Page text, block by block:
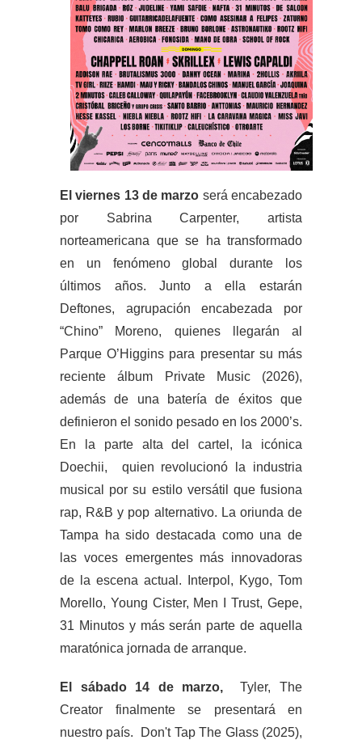
El viernes 13 de marzo será encabezado
por Sabrina Carpenter, artista
norteamericana que se ha transformado
en un fenómeno global durante los
últimos años. Junto a ella estarán
Deftones, agrupación encabezada por
“Chino” Moreno, quienes llegarán al
Parque O’Higgins para presentar su más
reciente álbum Private Music (2026),
además de una batería de éxitos que
definieron el sonido pesado en los 2000’s.
En la parte alta del cartel, la icónica
Doechii, quien revolucionó la industria
musical por su estilo versátil que fusiona
rap, R&B y pop alternativo. La oriunda de
Tampa ha sido destacada como una de
las voces emergentes más innovadoras
de la escena actual. Interpol, Kygo, Tom
Morello, Young Cister, Men I Trust, Gepe,
31 Minutos y más serán parte de aquella
maratónica jornada de arranque.
El sábado 14 de marzo, Tyler, The
Creator finalmente se presentará en
nuestro país. Don't Tap The Glass (2025),